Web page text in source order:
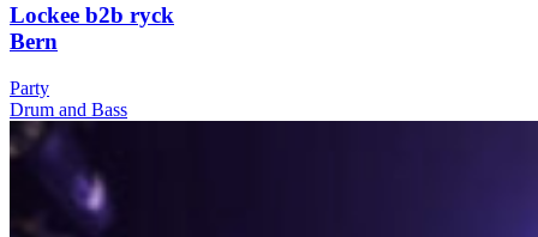
Lockee b2b ryck
Bern
Party
Drum and Bass